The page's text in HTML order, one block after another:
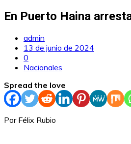
En Puerto Haina
admin
13 de junio de 2024
0
Nacionales
Spread the love
Por Félix Rubio